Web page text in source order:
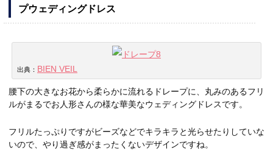
プウェディングドレス
出典： BIEN VEIL
腰下の大きなお花から柔らかに流れるドレープに、丸みのあるフリ
ルがまるでお人形さんの様な華美なウェディングドレスです。
フリルたっぷりですがビーズなどでキラキラと光らせたりしていな
いので、やり過ぎ感がまったくないデザインですね。